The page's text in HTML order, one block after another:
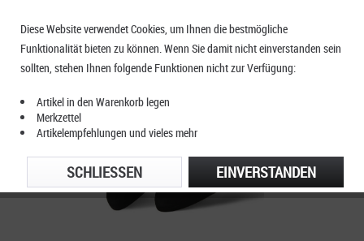
Ocun Iris Low Volume
Diese Website verwendet Cookies, um Ihnen die bestmögliche
Funktionalität bieten zu können. Wenn Sie damit nicht einverstanden sein
sollten, stehen Ihnen folgende Funktionen nicht zur Verfügung:
Artikel in den Warenkorb legen
Merkzettel
Artikelempfehlungen und vieles mehr
EINVERSTANDEN
SCHLIESSEN